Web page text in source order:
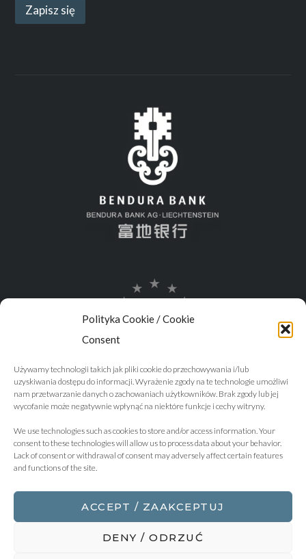
Polityka Cookie / Cookie
Consent
Używamy technologii takich jak pliki cookie do przechowywania i/lub
uzyskiwania dostępu do informacji. Wyrażenie zgody na te technologie umożliwi
nam przetwarzanie danych o zachowaniach użytkowników. Brak zgody lub jej
wycofanie może negatywnie wpłynąć na niektóre funkcje i cechy witryny.
We use technologies such as cookies to store and/or access information. Your
consent to these technologies will allow us to process data about your behavior.
Lack of consent or withdrawal of consent may adversely affect certain features
and functions of the site.
ACCEPT / ZAAKCEPTUJ
DENY / ODRZUĆ
Zapisz się